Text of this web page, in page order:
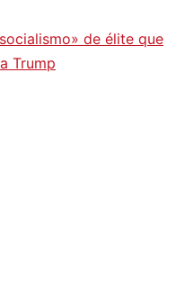
de élite que
Trump